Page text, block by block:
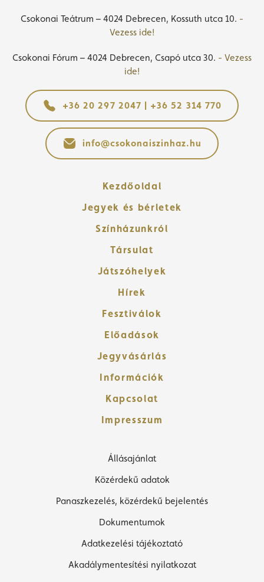
Csokonai Teátrum – 4024 Debrecen, Kossuth utca 10. -
Vezess ide!
Csokonai Fórum – 4024 Debrecen, Csapó utca 30. - Vezess
ide!
+36 20 297 2047 | +36 52 314 770
info@csokonaiszinhaz.hu
Kezdőoldal
Jegyek és bérletek
Színházunkról
Társulat
Játszóhelyek
Hírek
Fesztiválok
Előadások
Jegyvásárlás
Információk
Kapcsolat
Impresszum
Állásajánlat
Közérdekű adatok
Panaszkezelés, közérdekű bejelentés
Dokumentumok
Adatkezelési tájékoztató
Akadálymentesítési nyilatkozat